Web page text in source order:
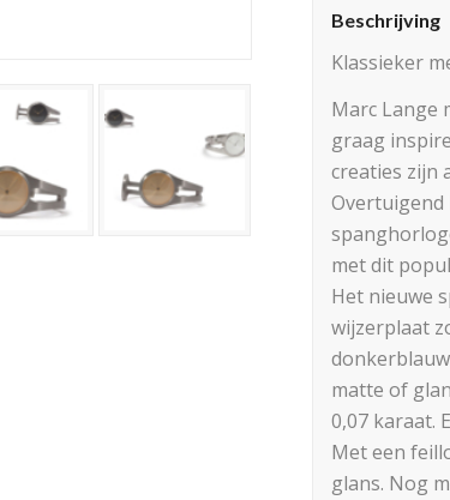
Beschrijving
Klassieker
Marc Lange
graag
creaties zijn
Overtuigend
met dit
Het nieuwe
wijzerplaat
matte of
0,07 karaat.
Met een
glans. Nog